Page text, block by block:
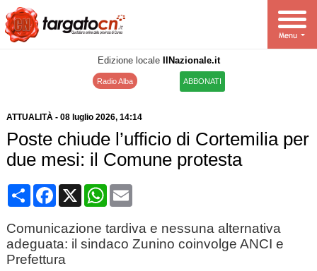
Edizione locale IlNazionale.it
Radio Alba ABBONATI
ATTUALITÀ- 08 luglio 2026, 14:14
Poste chiude l’ufficio di Cortemilia per
due mesi: il Comune protesta
CondividiFacebook
X WhatsApp
Email
Comunicazione tardiva e nessuna alternativa
adeguata: il sindaco Zunino coinvolge ANCI e
Prefettura